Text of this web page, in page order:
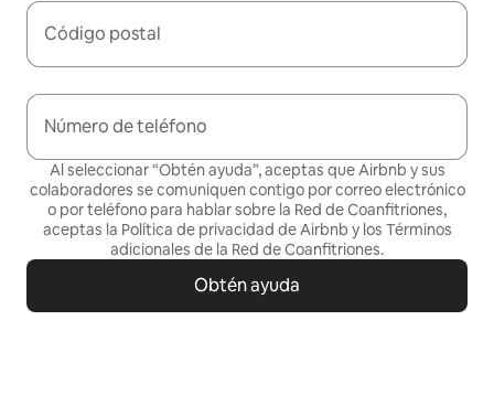
Código postal
Número de teléfono
Al seleccionar “Obtén ayuda”, aceptas que Airbnb y sus
colaboradores se comuniquen contigo por correo electrónico
o por teléfono para hablar sobre la Red de Coanfitriones,
aceptas la Política de privacidad de Airbnb y los Términos
adicionales de la Red de Coanfitriones.
Obtén ayuda